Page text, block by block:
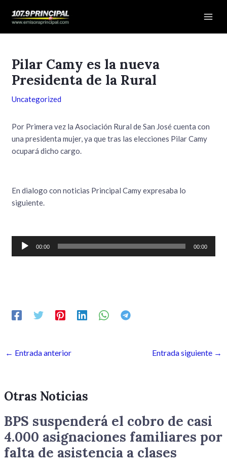
Pilar Camy es la nueva
Presidenta de la Rural
Uncategorized
Por Primera vez la Asociación Rural de San José cuenta con
una presidenta mujer, ya que tras las elecciones Pilar Camy
ocupará dicho cargo.
En dialogo con noticias Principal Camy expresaba lo
siguiente.
Reproductor
00:00 00:00
de
← Entrada anterior Entrada siguiente →
Otras Noticias
BPS suspenderá el cobro de casi
4.000 asignaciones familiares por
falta de asistencia a clases